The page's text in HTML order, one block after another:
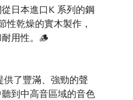
日本進口K 系列的鋼
性乾燥的實木製作，
用性。🪵
供了豐滿、強勁的聲
到中高音區域的音色